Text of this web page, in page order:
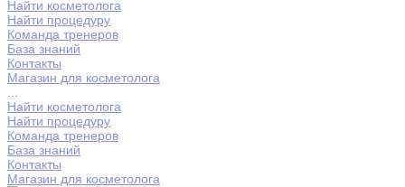
Найти косметолога
Найти процедуру
Команда тренеров
База знаний
Контакты
Магазин для косметолога
Найти косметолога
Найти процедуру
Команда тренеров
База знаний
Контакты
Магазин для косметолога